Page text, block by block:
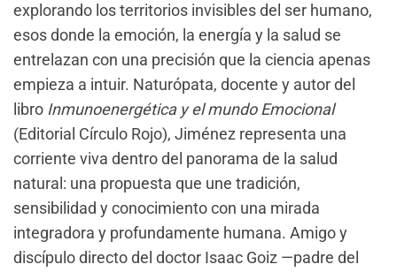
explorando los territorios invisibles del ser humano,
esos donde la emoción, la energía y la salud se
entrelazan con una precisión que la ciencia apenas
empieza a intuir. Naturópata, docente y autor del
libro Inmunoenergética y el mundo Emocional
(Editorial Círculo Rojo), Jiménez representa una
corriente viva dentro del panorama de la salud
natural: una propuesta que une tradición,
sensibilidad y conocimiento con una mirada
integradora y profundamente humana. Amigo y
discípulo directo del doctor Isaac Goiz —padre del